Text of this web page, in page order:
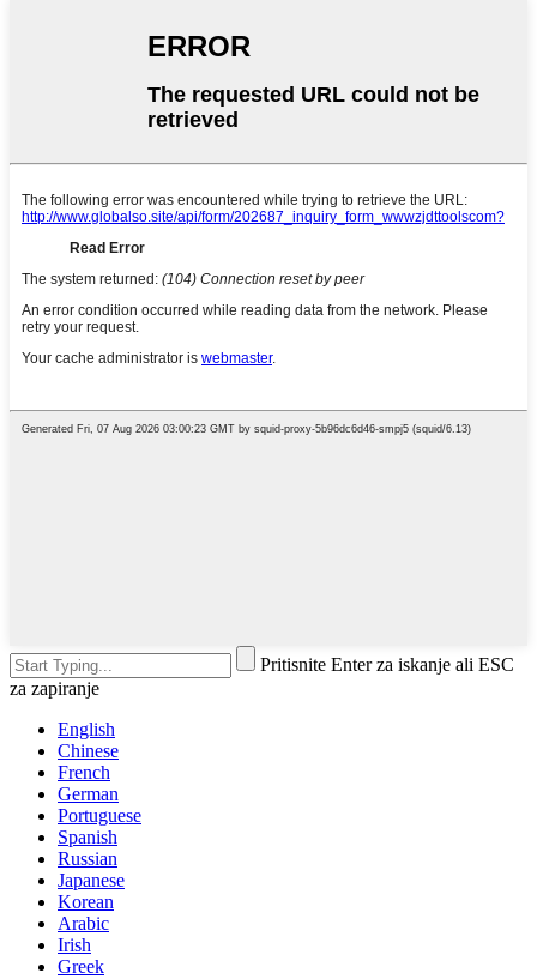
Pritisnite Enter za iskanje ali ESC
za zapiranje
English
Chinese
French
German
Portuguese
Spanish
Russian
Japanese
Korean
Arabic
Irish
Greek